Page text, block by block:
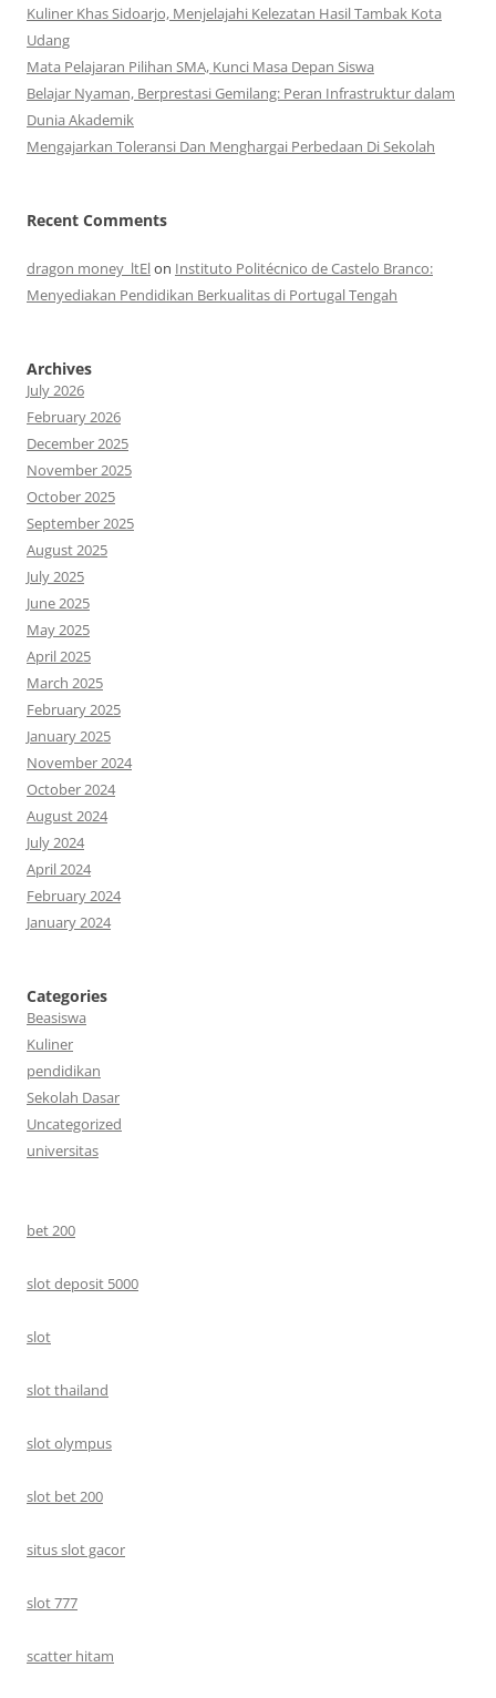
Kuliner Khas Sidoarjo, Menjelajahi Kelezatan Hasil Tambak Kota
Udang
Mata Pelajaran Pilihan SMA, Kunci Masa Depan Siswa
Belajar Nyaman, Berprestasi Gemilang: Peran Infrastruktur dalam
Dunia Akademik
Mengajarkan Toleransi Dan Menghargai Perbedaan Di Sekolah
Recent Comments
dragon money_ltElon Instituto Politécnico de Castelo Branco:
Menyediakan Pendidikan Berkualitas di Portugal Tengah
Archives
July 2026
February 2026
December 2025
November 2025
October 2025
September 2025
August 2025
July 2025
June 2025
May 2025
April 2025
March 2025
February 2025
January 2025
November 2024
October 2024
August 2024
July 2024
April 2024
February 2024
January 2024
Categories
Beasiswa
Kuliner
pendidikan
Sekolah Dasar
Uncategorized
universitas
bet 200
slot deposit 5000
slot
slot thailand
slot olympus
slot bet 200
situs slot gacor
slot 777
scatter hitam